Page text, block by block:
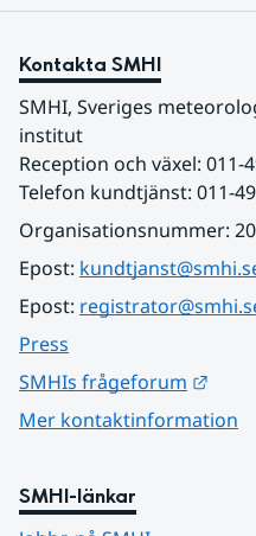
Kontakta SMHI
SMHI, Sveriges
institut
Reception och växel: 011-
Telefon kundtjänst: 011-
Organisationsnummer:
Epost:
Epost:
Press
SMHIs frågeforum
Mer kontaktinformation
SMHI-länkar